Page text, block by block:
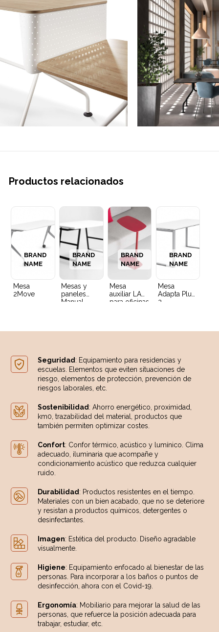
Productos relacionados
Mesa
2Move
BRAND
NAME
Mesas y
paneles
Manual
BRAND
NAME
Mesa
auxiliar LAN
para oficinas
BRAND
NAME
Mesa
Adapta Plus
2
BRAND
NAME
Seguridad: Equipamiento para residencias y
escuelas. Elementos que eviten situaciones de
riesgo, elementos de protección, prevención de
riesgos laborales, etc.
Sostenibilidad: Ahorro energético, proximidad,
km0, trazabilidad del material, productos que
también permiten optimizar costes.
Confort: Confor térmico, acústico y lumínico. Clima
adecuado, iluminaria que acompañe y
condicionamiento acústico que reduzca cualquier
ruido.
Durabilidad: Productos resistentes en el tiempo.
Materiales con un bien acabado, que no se deteriore
y resistan a productos químicos, detergentes o
desinfectantes.
Imagen: Estética del producto. Diseño agradable
visualmente.
Higiene: Equipamiento enfocado al bienestar de las
personas. Para incorporar a los baños o puntos de
desinfección, ahora con el Covid-19.
Ergonomía: Mobiliario para mejorar la salud de las
personas, que refuerce la posición adecuada para
trabajar, estudiar, etc.